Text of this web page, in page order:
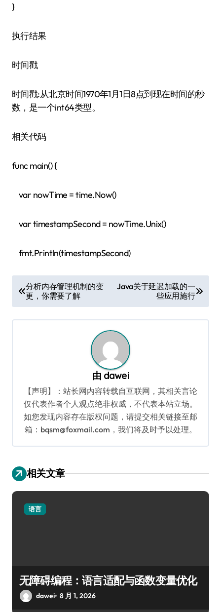
}
执行结果
时间戳
时间戳:从北京时间1970年1月1日8点到现在时间的秒
数，是一个int64类型。
相关代码
func main() {
var nowTime = time.Now()
var timestampSecond = nowTime.Unix()
fmt.Println(timestampSecond)
章
导
分析内存管理机制的变
更，你需要了解
Java关于延迟加载的一
些应用施行
由 dawei
【声明】：站长网内容转载自互联网，其相关言论
仅代表作者个人观点绝非权威，不代表本站立场。
如您发现内容存在版权问题，请提交相关链接至邮
箱：bqsm@foxmail.com，我们将及时予以处理。
相关文章
语言
无障碍编程：语言适配与函数变量优化
dawei 8 月 1, 2026